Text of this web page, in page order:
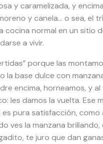
y caramelizada, y
y canela… o sea, el
cocina normal en un sitio
a vivir.
porque las
la base dulce con
encima, horneamos, y al
les damos la vuelta. Ese
pura satisfacción, como
ves la manzana brillando,
te juro que dan